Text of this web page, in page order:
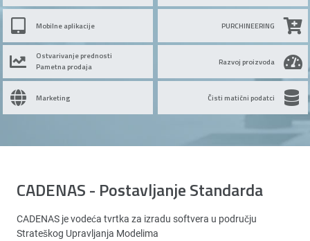
Mobilne aplikacije
Ostvarivanje prednosti
Pametna prodaja
Marketing
PURCHINEERING
Razvoj proizvoda
Čisti matični podatci
CADENAS - Postavljanje Standarda
CADENAS je vodeća tvrtka za izradu softvera u području
Strateškog Upravljanja Modelima